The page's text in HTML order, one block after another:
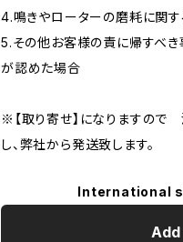
4.鳴きやローターの磨耗に関
5.その他お客様の責に帰すべ
が認めた場合
※【取り寄せ】になりますので
し、弊社から発送致します。
International